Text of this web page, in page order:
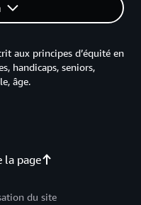
la page
aux principes d’équité en
handicaps, seniors,
âge.
du site